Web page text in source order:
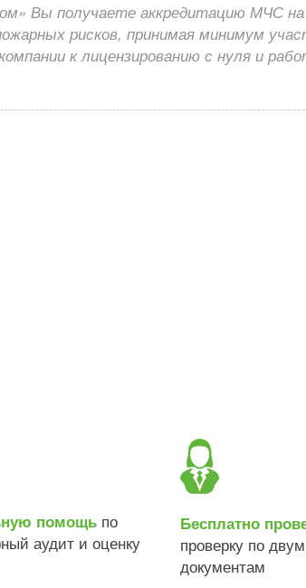
Вы получаете аккредитацию МЧС на
рисков, принимая минимум
к лицензированию с нуля и
помощь по
аудит и оценку
Бесплатно
проверку по двум
документам